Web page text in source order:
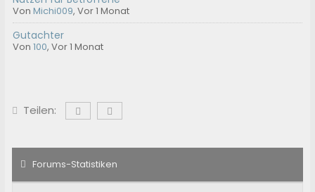
VonMichi009,Vor 1 Monat
Gutachter
Von100,Vor 1 Monat
Teilen:
Forums-Statistiken